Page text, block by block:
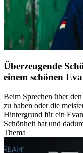
Überzeugende
einem schönen
Beim Sprechen über
zu haben oder die
Hintergrund für ein
Schönheit hat und
Thema